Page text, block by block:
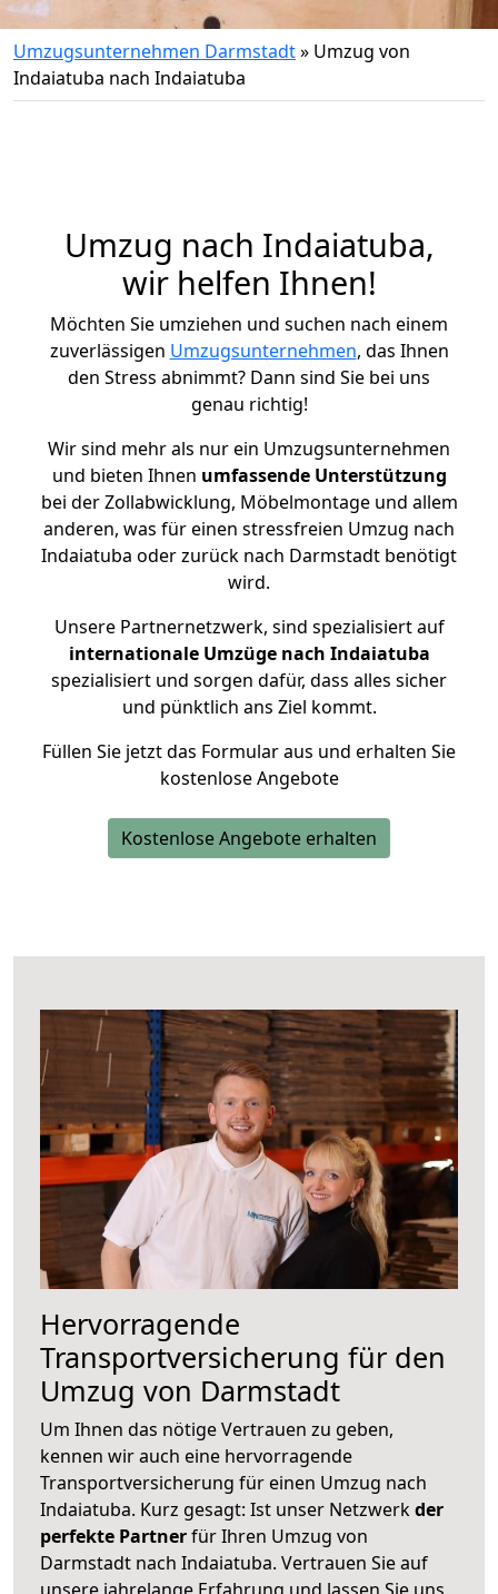
Umzugsunternehmen Darmstadt» Umzug von
Indaiatuba nach Indaiatuba
Umzug nach Indaiatuba,
wir helfen Ihnen!
Möchten Sie umziehen und suchen nach einem
zuverlässigen Umzugsunternehmen, das Ihnen
den Stress abnimmt? Dann sind Sie bei uns
genau richtig!
Wir sind mehr als nur ein Umzugsunternehmen
und bieten Ihnen umfassende Unterstützung
bei der Zollabwicklung, Möbelmontage und allem
anderen, was für einen stressfreien Umzug nach
Indaiatuba oder zurück nach Darmstadt benötigt
wird.
Unsere Partnernetzwerk, sind spezialisiert auf
internationale Umzüge nach Indaiatuba
spezialisiert und sorgen dafür, dass alles sicher
und pünktlich ans Ziel kommt.
Füllen Sie jetzt das Formular aus und erhalten Sie
kostenlose Angebote
Kostenlose Angebote erhalten
Hervorragende
Transportversicherung für den
Umzug von Darmstadt
Um Ihnen das nötige Vertrauen zu geben,
kennen wir auch eine hervorragende
Transportversicherung für einen Umzug nach
Indaiatuba. Kurz gesagt: Ist unser Netzwerkder
perfekte Partnerfür Ihren Umzug von
Darmstadt nach Indaiatuba. Vertrauen Sie auf